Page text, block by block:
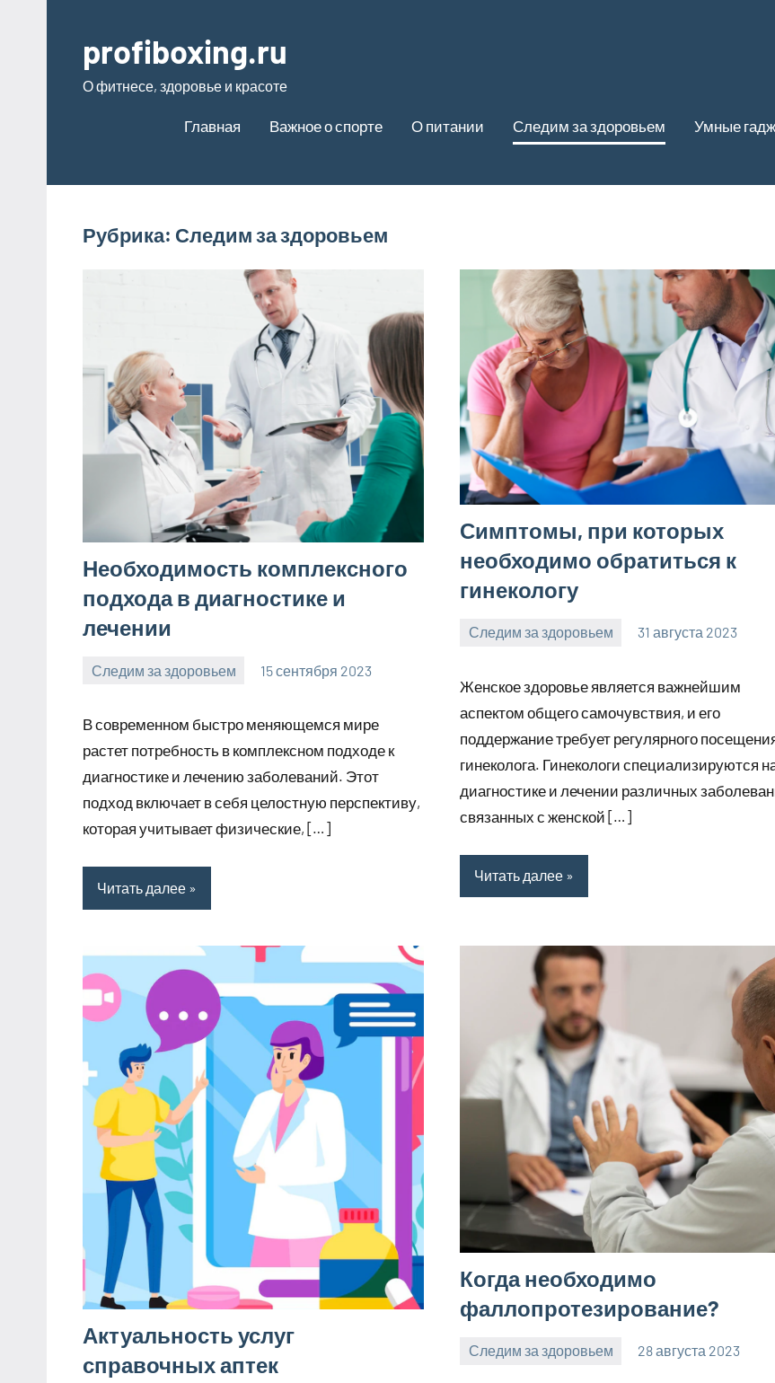
содержимому
profiboxing.ru
О фитнесе, здоровье и красоте
Главная Важное о спорте О питании Следим за здоровьем Умные
Рубрика: Следим за здоровьем
Необходимость комплексного
подхода в диагностике и
лечении
Следим за здоровьем 15 сентября 2023
В современном быстро меняющемся мире
растет потребность в комплексном подходе к
диагностике и лечению заболеваний. Этот
подход включает в себя целостную перспективу,
которая учитывает физические, […]
Читать далее
Симптомы, при которых
необходимо обратиться к
гинекологу
Следим за здоровьем 31 августа 2023
Женское здоровье является важнейшим
аспектом общего самочувствия, и его
поддержание требует регулярного
гинеколога. Гинекологи специализируются
диагностике и лечении различных
связанных с женской […]
Читать далее
Актуальность услуг
справочных аптек
Когда необходимо
фаллопротезирование?
Следим за здоровьем 28 августа 2023